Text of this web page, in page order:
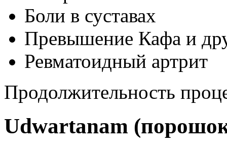
Боли в суставах
Превышение Кафа и
Ревматоидный артрит
Продолжительность
Udwartanam